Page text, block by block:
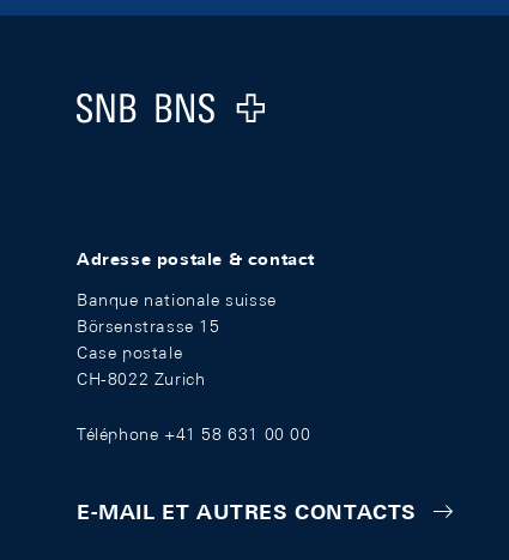
Logo
Adresse postale & contact
Banque nationale suisse
Börsenstrasse 15
Case postale
CH-8022 Zurich
Téléphone +41 58 631 00 00
E-MAIL ET AUTRES CONTACTS